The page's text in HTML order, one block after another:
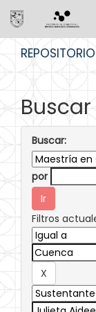
Buscar
Buscar:
por
Filtros